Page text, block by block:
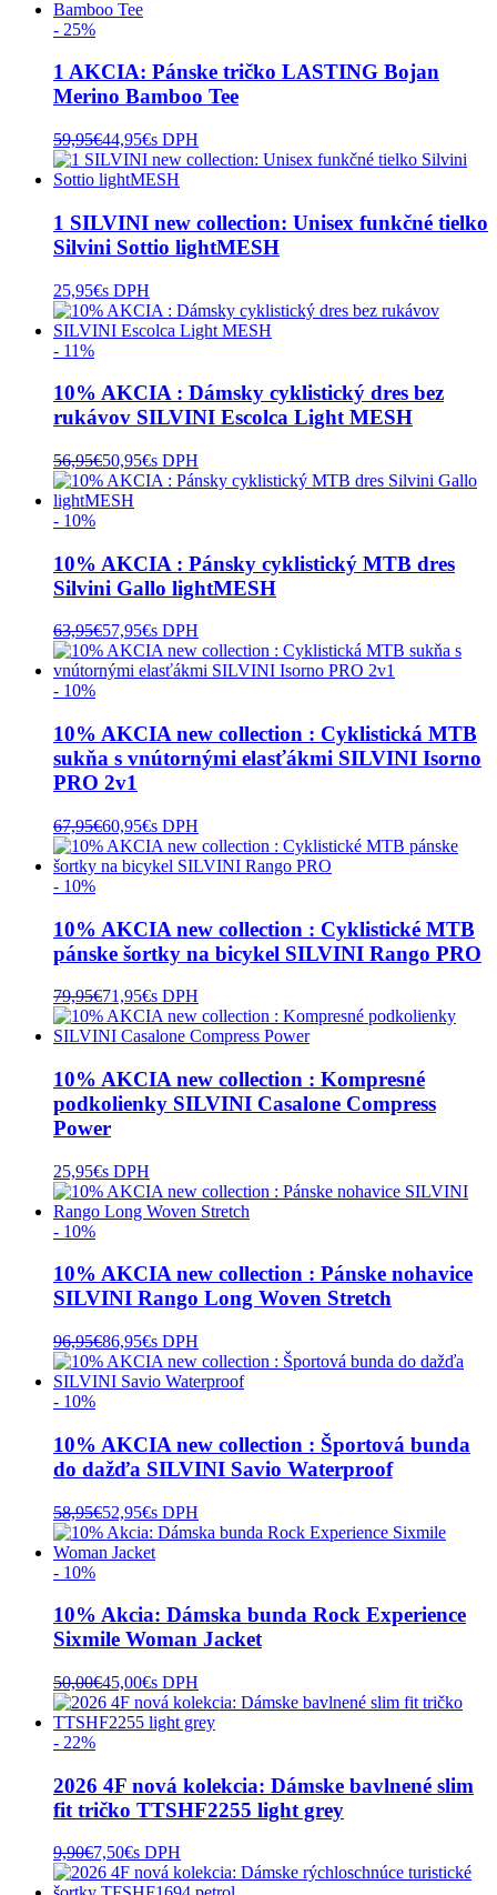
- 25%
1 AKCIA: Pánske tričko LASTING Bojan
Merino Bamboo Tee
59,95€44,95€s DPH
1 SILVINI new collection: Unisex funkčné tielko
Silvini Sottio lightMESH
25,95€s DPH
- 11%
10% AKCIA : Dámsky cyklistický dres bez
rukávov SILVINI Escolca Light MESH
56,95€50,95€s DPH
- 10%
10% AKCIA : Pánsky cyklistický MTB dres
Silvini Gallo lightMESH
63,95€57,95€s DPH
- 10%
10% AKCIA new collection : Cyklistická MTB
sukňa s vnútornými elasťákmi SILVINI Isorno
PRO 2v1
67,95€60,95€s DPH
- 10%
10% AKCIA new collection : Cyklistické MTB
pánske šortky na bicykel SILVINI Rango PRO
79,95€71,95€s DPH
10% AKCIA new collection : Kompresné
podkolienky SILVINI Casalone Compress
Power
25,95€s DPH
- 10%
10% AKCIA new collection : Pánske nohavice
SILVINI Rango Long Woven Stretch
96,95€86,95€s DPH
- 10%
10% AKCIA new collection : Športová bunda
do dažďa SILVINI Savio Waterproof
58,95€52,95€s DPH
- 10%
10% Akcia: Dámska bunda Rock Experience
Sixmile Woman Jacket
50,00€45,00€s DPH
- 22%
2026 4F nová kolekcia: Dámske bavlnené slim
fit tričko TTSHF2255 light grey
9,90€7,50€s DPH